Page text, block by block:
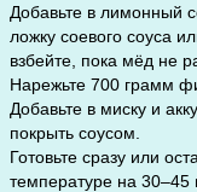
Добавьте в лимонный
ложку соевого соуса
взбейте, пока мёд не
Нарежьте 700 грамм
Добавьте в миску и
покрыть соусом.
Готовьте сразу или
температуре на 30–45